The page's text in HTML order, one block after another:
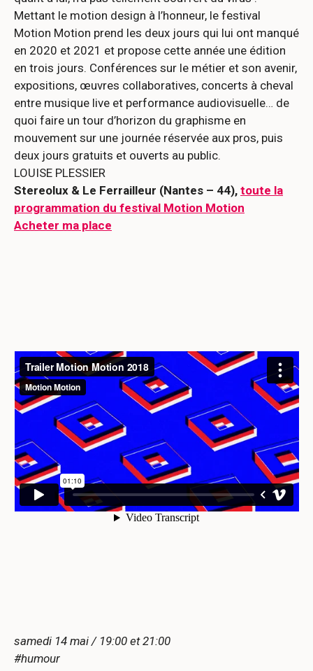
Mettant le motion design à l’honneur, le festival
Motion Motion prend les deux jours qui lui ont manqué
en 2020 et 2021 et propose cette année une édition
en trois jours. Conférences sur le métier et son avenir,
expositions, œuvres collaboratives, concerts à cheval
entre musique live et performance audiovisuelle… de
quoi faire un tour d’horizon du graphisme en
mouvement sur une journée réservée aux pros, puis
deux jours gratuits et ouverts au public.
LOUISE PLESSIER
Stereolux & Le Ferrailleur (Nantes – 44), toute la
programmation du festival Motion Motion
Acheter ma place
samedi 14 mai / 19:00 et 21:00
#humour